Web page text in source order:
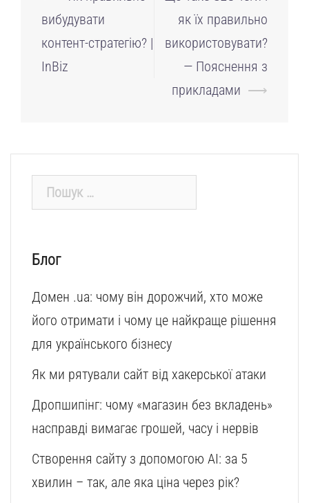
по
запису
вибудувати
контент-стратегію? |
InBiz
як їх правильно
використовувати?
— Пояснення з
прикладами ⟶
Пошук:
Блог
Домен .ua: чому він дорожчий, хто може
його отримати і чому це найкраще рішення
для українського бізнесу
Як ми рятували сайт від хакерської атаки
Дропшипінг: чому «магазин без вкладень»
насправді вимагає грошей, часу і нервів
Створення сайту з допомогою AI: за 5
хвилин – так, але яка ціна через рік?